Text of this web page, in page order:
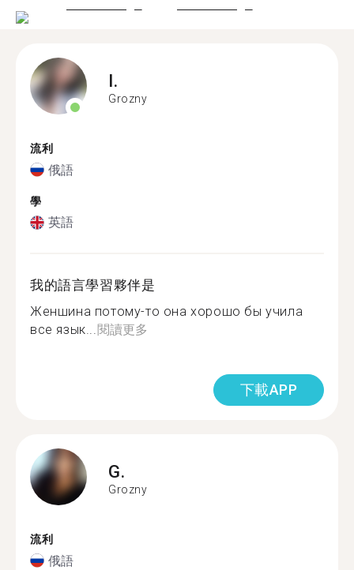
I.
Grozny
流利
俄語
學
英語
我的語言學習夥伴是
Женшина потому-то она хорошо бы учила
все язык...閱讀更多
下載APP
G.
Grozny
流利
俄語